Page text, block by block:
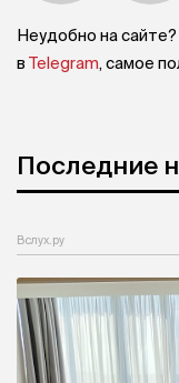
Неудобно на
в Telegram, самое
Последние
Вслух.ру